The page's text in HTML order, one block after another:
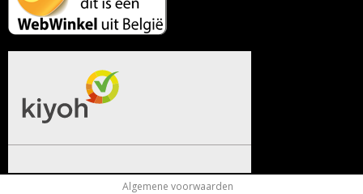
Algemene voorwaarden